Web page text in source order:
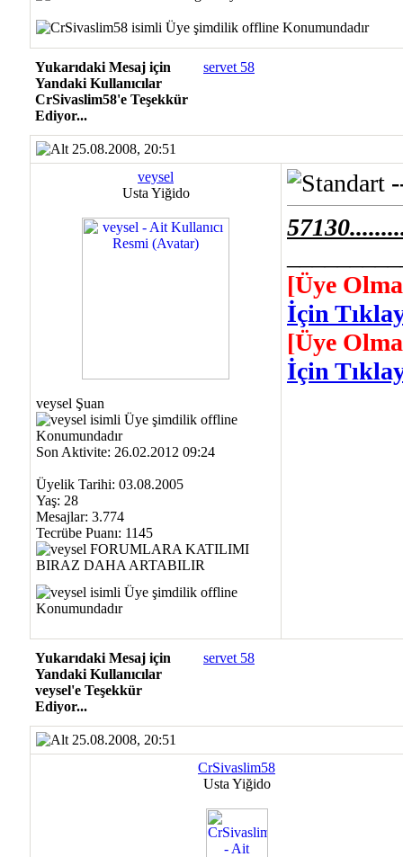
Yukarıdaki Mesaj için
Yandaki Kullanıcılar
CrSivaslim58'e Teşekkür
Ediyor...
servet 58
25.08.2008, 20:51
veysel
Usta Yiğido
veysel Şuan
Son Aktivite: 26.02.2012 09:24
Üyelik Tarihi: 03.08.2005
Yaş: 28
Mesajlar: 3.774
Tecrübe Puanı: 1145
[Üye
İçin
[Üye
İçin
Yukarıdaki Mesaj için
Yandaki Kullanıcılar
veysel'e Teşekkür
Ediyor...
servet 58
25.08.2008, 20:51
CrSivaslim58
Usta Yiğido